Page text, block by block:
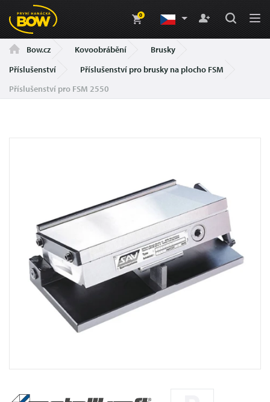
0
Bow.cz Kovoobrábění
Brusky
Příslušenství
Příslušenství pro brusky na plocho FSM
Příslušenství pro FSM 2550